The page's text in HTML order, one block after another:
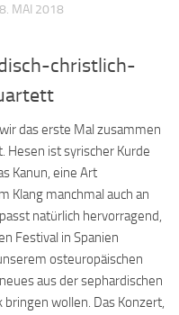
MAI 2018
christlich-
das erste Mal zusammen
Hesen ist syrischer Kurde
Kanun, eine Art
Klang manchmal auch an
natürlich hervorragend,
Festival in Spanien
osteuropäischen
aus der sephardischen
wollen. Das Konzert,